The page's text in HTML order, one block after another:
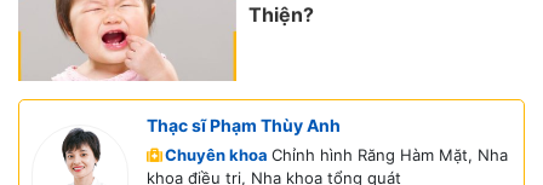
Thiện?
Thạc sĩ Phạm Thùy Anh
Chuyên khoa Chỉnh hình Răng Hàm Mặt, Nha
khoa điều trị, Nha khoa tổng quát